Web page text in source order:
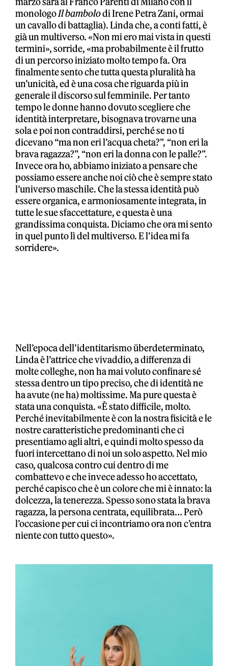
monologoIl bambolodi Irene Petra Zani, ormai
un cavallo di battaglia). Linda che, a conti fatti, è
già un multiverso. «Non mi ero mai vista in questi
termini», sorride, «ma probabilmente è il frutto
di un percorso iniziato molto tempo fa. Ora
finalmente sento che tutta questa pluralità ha
un’unicità, ed è una cosa che riguarda più in
generale il discorso sul femminile. Per tanto
tempo le donne hanno dovuto scegliere che
identità interpretare, bisognava trovarne una
sola e poi non contraddirsi, perché se no ti
dicevano “ma non eri l’acqua cheta?”, “non eri la
brava ragazza?”, “non eri la donna con le palle?”.
Invece ora ho, abbiamo iniziato a pensare che
possiamo essere anche noi ciò che è sempre stato
l’universo maschile. Che la stessa identità può
essere organica, e armoniosamente integrata, in
tutte le sue sfaccettature, e questa è una
grandissima conquista. Diciamo che ora mi sento
in quel punto lì del multiverso. E l’idea mi fa
sorridere».
Nell’epoca dell’identitarismo überdeterminato,
Linda è l’attrice che vivaddio, a differenza di
molte colleghe, non ha mai voluto confinare sé
stessa dentro un tipo preciso, che di identità ne
ha avute (ne ha) moltissime. Ma pure questa è
stata una conquista. «È stato difficile, molto.
Perché inevitabilmente è con la nostra fisicità e le
nostre caratteristiche predominanti che ci
presentiamo agli altri, e quindi molto spesso da
fuori intercettano di noi un solo aspetto. Nel mio
caso, qualcosa contro cui dentro di me
combattevo e che invece adesso ho accettato,
perché capisco che è un colore che mi è innato: la
dolcezza, la tenerezza. Spesso sono stata la brava
ragazza, la persona centrata, equilibrata… Però
l’occasione per cui ci incontriamo ora non c’entra
niente con tutto questo».